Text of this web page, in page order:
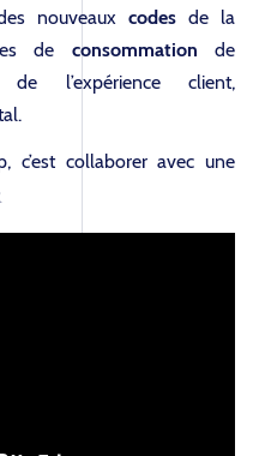
nouveaux codes de la
de consommation de
de l’expérience client,
.
collaborer avec une